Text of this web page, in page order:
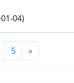
04)
5 »